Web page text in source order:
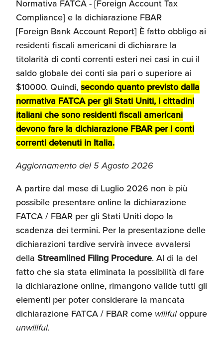
aziende italiane
assistite da ExportUSA
Internazionalizzazione
e Accesso al Mercato
Apertura Ristoranti
negli Stati Uniti
Ricerche di Mercato
Assicurazioni, Permessi
Ricerca Personale e
Gestione Risorse
Umane
Normativa FATCA - [Foreign Account Tax
Compliance] e la dichiarazione FBAR
[Foreign Bank Account Report] È fatto obbligo ai
residenti fiscali americani di dichiarare la
titolarità di conti correnti esteri nei casi in cui il
saldo globale dei conti sia pari o superiore ai
$10000. Quindi,secondo quanto previsto dalla
normativa FATCA per gli Stati Uniti, i cittadini
italiani che sono residenti fiscali americani
devono fare la dichiarazione FBAR per i conti
correnti detenuti in Italia.
Aggiornamento del 5 Agosto 2026
A partire dal mese di Luglio 2026 non è più
possibile presentare online la dichiarazione
FATCA / FBAR per gli Stati Uniti dopo la
scadenza dei termini. Per la presentazione delle
dichiarazioni tardive servirà invece avvalersi
della Streamlined Filing Procedure. Al di la del
fatto che sia stata eliminata la possibilità di fare
la dichiarazione online, rimangono valide tutti gli
elementi per poter considerare la mancata
dichiarazione FATCA / FBAR come willfuloppure
unwillful.